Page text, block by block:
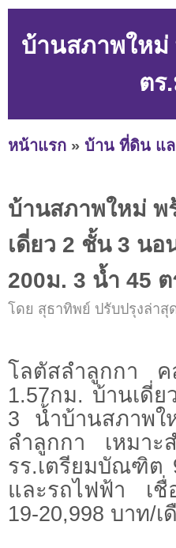
บ้านสภาพใหม่
ตร
หน้าแรก » บ้าน ที่ดิน แ
บ้านสภาพใหม่ พ
เดี่ยว 2 ชั้น 3 นอ
200ม. 3 น้ำ 45 ต
โดย สุธาทิพย์ ปรับปรุงล่าสุ
โลตัสลำลูกกา
1.57กม. บ้านเดี่
3 น้ำบ้านสภาพ
ลำลูกกา เหมา
รร.เตรียมบัณฑิต
และรถไฟฟ้า เชื่
19-20,998 บาท/เ